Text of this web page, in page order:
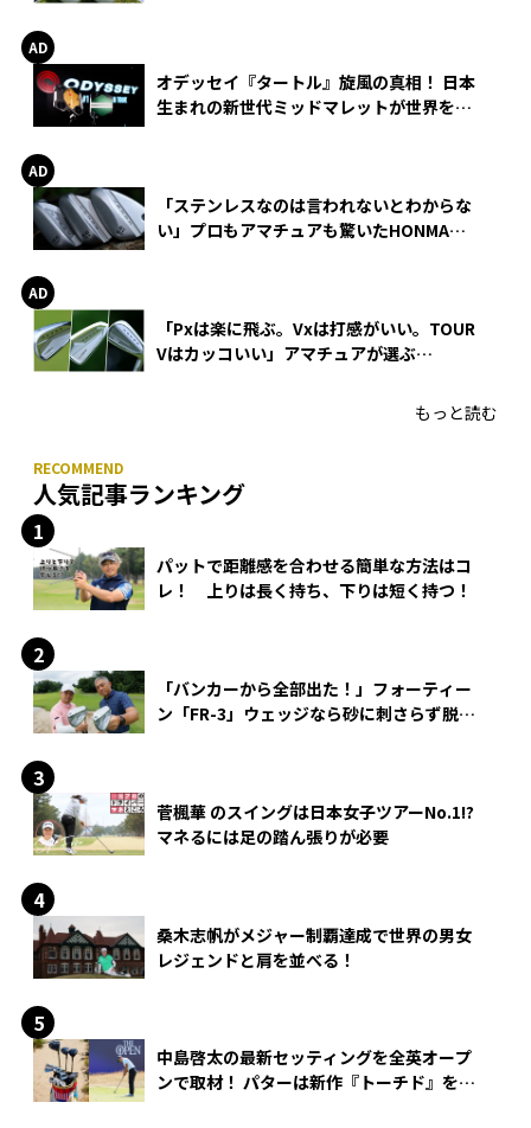
オデッセイ『タートル』旋風の真相！ 日本
生まれの新世代ミッドマレットが世界を席
「ステンレスなのは言われないとわからな
い」プロもアマチュアも驚いたHONMA
「Pxは楽に飛ぶ。Vxは打感がいい。TOUR
Vはカッコいい」アマチュアが選ぶ
もっと読む
人気記事ランキング
パットで距離感を合わせる簡単な方法はコ
レ！ 上りは長く持ち、下りは短く持つ！
「バンカーから全部出た！」フォーティー
ン「FR-3」ウェッジなら砂に刺さらず脱出
菅楓華 のスイングは日本女子ツアーNo.1!?
マネるには足の踏ん張りが必要
桑木志帆がメジャー制覇達成で世界の男女
レジェンドと肩を並べる！
中島啓太の最新セッティングを全英オープ
ンで取材！ パターは新作『トーチド』を投